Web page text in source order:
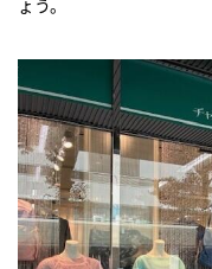
ょう。